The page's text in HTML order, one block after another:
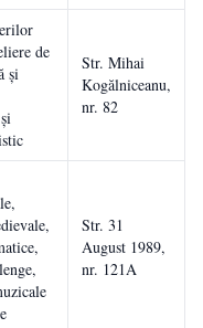
de
și
Str. Mihai
Kogălniceanu,
nr. 82
Str. 31
August 1989,
nr. 121A